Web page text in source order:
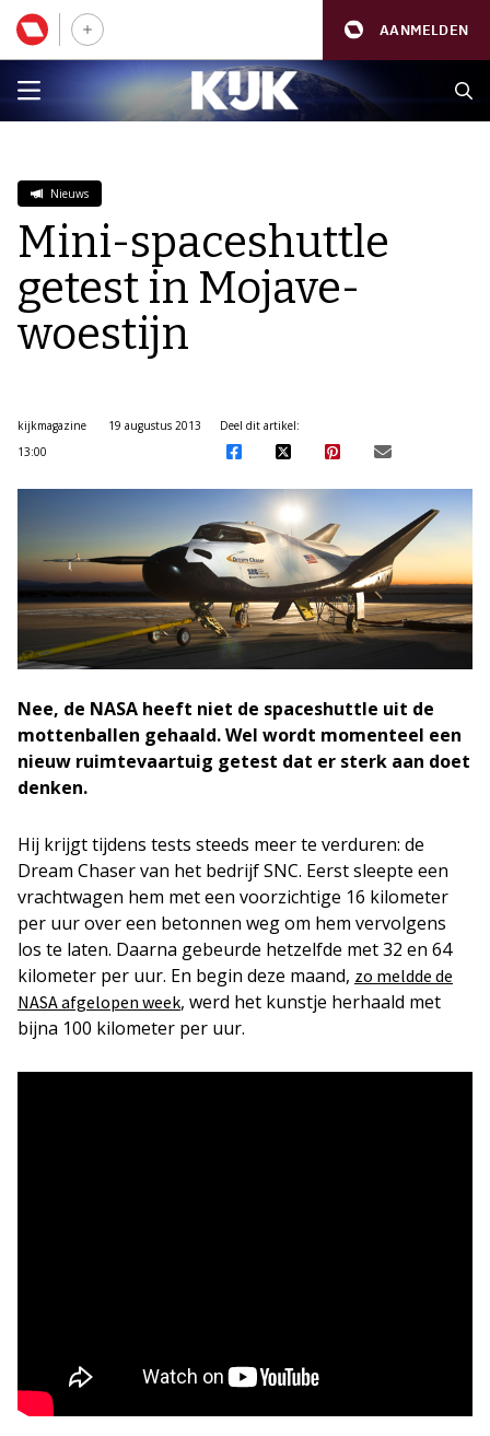
AANMELDEN
Nieuws
Mini-spaceshuttle
getest in Mojave-
woestijn
kijkmagazine
19 augustus 2013
13:00
Deel dit artikel:
Nee, de NASA heeft niet de spaceshuttle uit de
mottenballen gehaald. Wel wordt momenteel een
nieuw ruimtevaartuig getest dat er sterk aan doet
denken.
Hij krijgt tijdens tests steeds meer te verduren: de
Dream Chaser van het bedrijf SNC. Eerst sleepte een
vrachtwagen hem met een voorzichtige 16 kilometer
per uur over een betonnen weg om hem vervolgens
los te laten. Daarna gebeurde hetzelfde met 32 en 64
kilometer per uur. En begin deze maand, zo meldde de
NASA afgelopen week, werd het kunstje herhaald met
bijna 100 kilometer per uur.